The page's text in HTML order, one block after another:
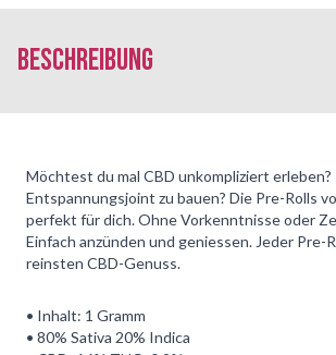
Beschreibung
Möchtest du mal CBD unkompliziert
Entspannungsjoint zu bauen? Die Pre-Rolls
perfekt für dich. Ohne Vorkenntnisse oder
Einfach anzünden und geniessen. Jeder Pre-
reinsten CBD-Genuss.
• Inhalt: 1 Gramm
• 80% Sativa 20% Indica